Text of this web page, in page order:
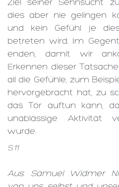
Ziel seiner Sehnsucht
dies aber nie gelingen
und kein Gefühl je
betreten wird. Im
enden, damit wir
Erkennen dieser
all die Gefühle, zum
hervorgebracht hat, zu
das Tor auftun kann,
unablässige Aktivität
wurde.
S.11
Aus: Samuel Widmer